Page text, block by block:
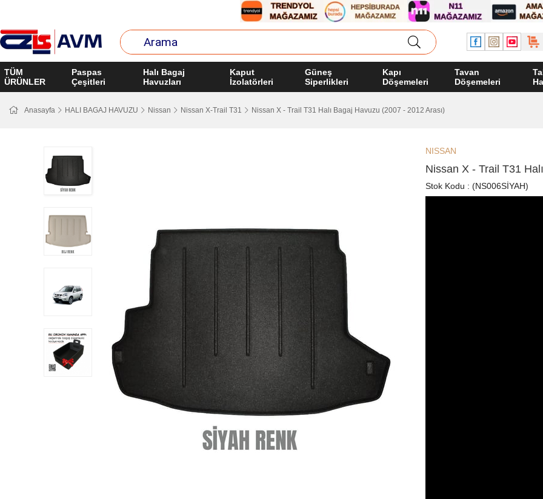
TÜM
ÜRÜNLER
Paspas
Çeşitleri
Halı Bagaj
Havuzları
Kaput
İzolatörleri
Güneş
Siperlikleri
Kapı
Döşemeleri
Tavan
Döşemeleri
Anasayfa HALI BAGAJ HAVUZU Nissan Nissan X-Trail T31 Nissan X - Trail T31 Halı Bagaj Havuzu (2007 - 2012 Arası)
NISSAN
Nissan X - Trail T31
Stok Kodu (NS006SİYAH)